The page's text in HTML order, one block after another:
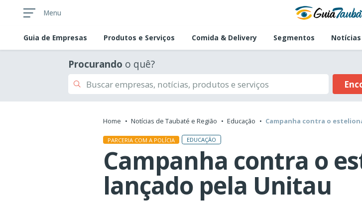
Menu
Guia de Empresas Produtos e Serviços Comida & Delivery Segmentos Notícias
Procurando o quê?
Home Notícias de Taubaté e Região Educação Campanha contra o
PARCERIA COM A POLÍCIA EDUCAÇÃO
Campanha contra o
lançado pela Unitau